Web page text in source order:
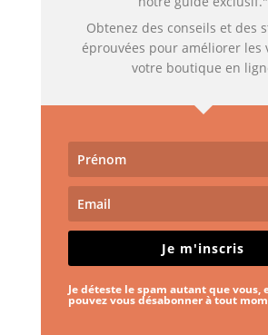
Obtenez des conseils et des
éprouvées pour améliorer les
votre boutique en
Je m'inscris
Je déteste le spam autant que vous,
pouvez vous désabonner à tout